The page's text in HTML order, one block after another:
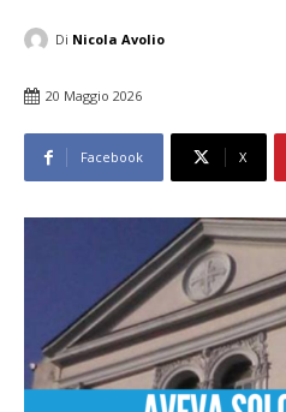
Di Nicola Avolio
20 Maggio 2026
Facebook X